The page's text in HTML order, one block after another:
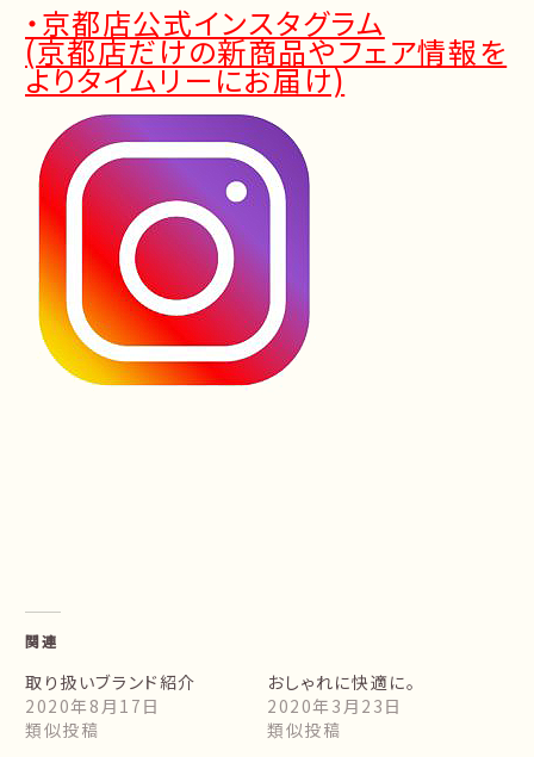
・京都店公式インスタグラム
(京都店だけの新商品やフェア情報を
よりタイムリーにお届け)
関連
取り扱いブランド紹介
2020年8月17日
類似投稿
おしゃれに快適に。
2020年3月23日
類似投稿